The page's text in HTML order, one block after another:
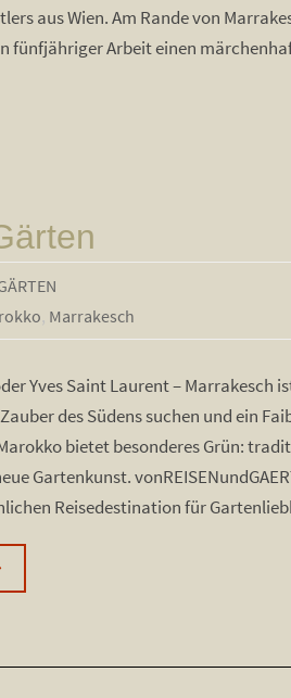
aus Wien. Am Rande von
fünfjähriger Arbeit einen
, Marrakesch
Yves Saint Laurent – Marrakesch
des Südens suchen und ein
bietet besonderes Grün:
Gartenkunst.
Reisedestination für